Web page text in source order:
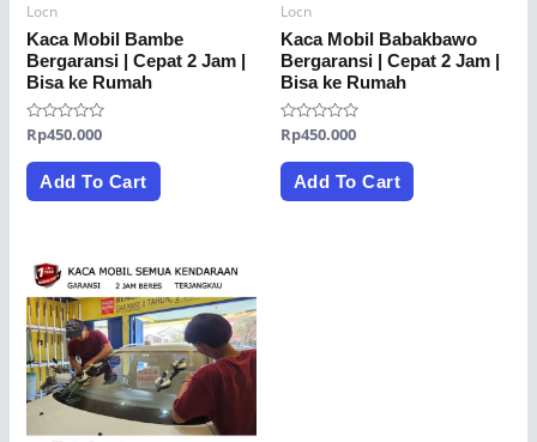
Locn
Kaca Mobil Bambe
Bergaransi | Cepat 2 Jam |
Bisa ke Rumah
Rated
out
Rp450.000
Add To Cart
Locn
Kaca Mobil Babakbawo
Bergaransi | Cepat 2 Jam |
Bisa ke Rumah
Rated
out
Rp450.000
Add To Cart